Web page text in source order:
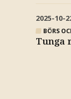
2025-10-
BÖRS
Tunga